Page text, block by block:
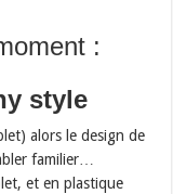
:
style
alors le design de
familier…
et en plastique